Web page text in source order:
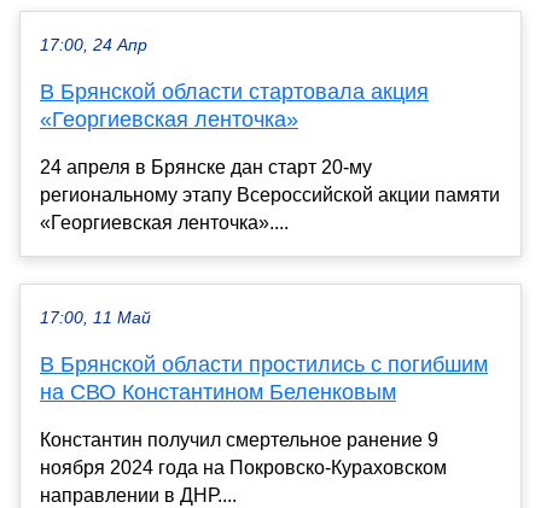
17:00, 24 Апр
В Брянской области стартовала акция
«Георгиевская ленточка»
24 апреля в Брянске дан старт 20-му
региональному этапу Всероссийской акции памяти
«Георгиевская ленточка»....
17:00, 11 Май
В Брянской области простились с погибшим
на СВО Константином Беленковым
Константин получил смертельное ранение 9
ноября 2024 года на Покровско-Кураховском
направлении в ДНР....